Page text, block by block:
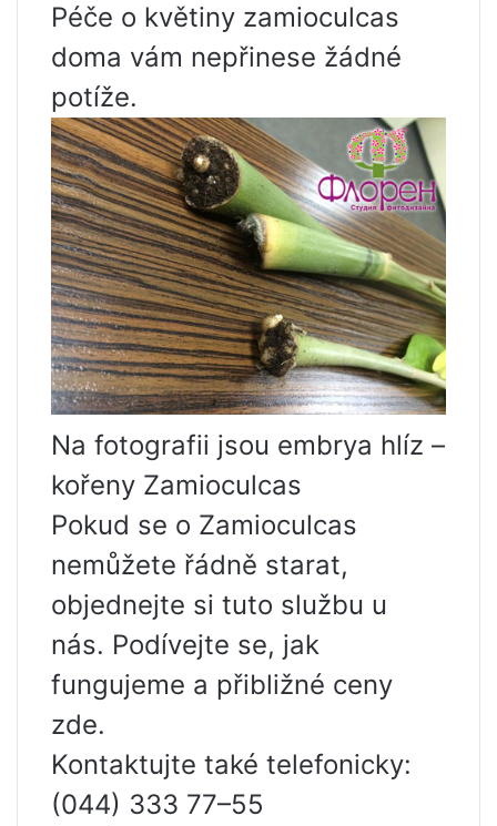
Péče o květiny zamioculcas
doma vám nepřinese žádné
potíže.
Na fotografii jsou embrya hlíz –
kořeny Zamioculcas
Pokud se o Zamioculcas
nemůžete řádně starat,
objednejte si tuto službu u
nás. Podívejte se, jak
fungujeme a přibližné ceny
zde.
Kontaktujte také telefonicky:
(044) 333 77–55